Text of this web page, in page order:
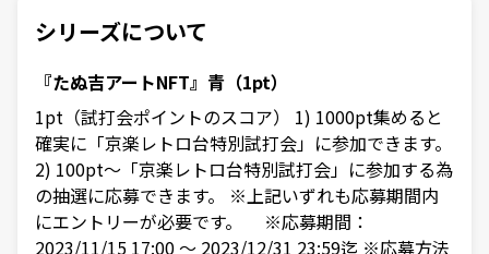
シリーズについて
『たぬ吉アートNFT』青（1pt）
1pt（試打会ポイントのスコア） 1) 1000pt集めると
確実に「京楽レトロ台特別試打会」に参加できます。
2) 100pt～「京楽レトロ台特別試打会」に参加する為
の抽選に応募できます。 ※上記いずれも応募期間内
にエントリーが必要です。 ※応募期間：
2023/11/15 17:00 ～ 2023/12/31 23:59迄 ※応募方法